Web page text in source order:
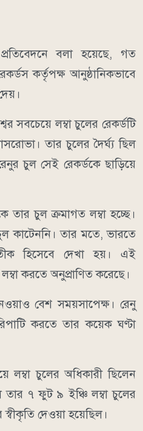
বলা হয়েছে, গত
কর্তৃপক্ষ আনুষ্ঠানিকভাবে
সবচেয়ে লম্বা চুলের রেকর্ডটি
তার চুলের দৈর্ঘ্য ছিল
চুল সেই রেকর্ডকে ছাড়িয়ে
তার চুল ক্রমাগত লম্বা হচ্ছে।
তার মতে, ভারতে
হিসেবে দেখা হয়। এই
করতে অনুপ্রাণিত করেছে।
বেশ সময়সাপেক্ষ। রেনু
করতে তার কয়েক ঘণ্টা
লম্বা চুলের অধিকারী ছিলেন
তার ৭ ফুট ৯ ইঞ্চি লম্বা চুলের
স্বীকৃতি দেওয়া হয়েছিল।